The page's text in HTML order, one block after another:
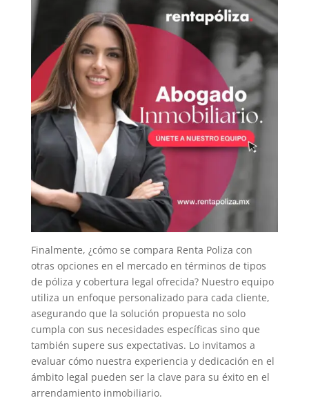
Finalmente, ¿cómo se compara Renta Poliza con
otras opciones en el mercado en términos de tipos
de póliza y cobertura legal ofrecida? Nuestro equipo
utiliza un enfoque personalizado para cada cliente,
asegurando que la solución propuesta no solo
cumpla con sus necesidades específicas sino que
también supere sus expectativas. Lo invitamos a
evaluar cómo nuestra experiencia y dedicación en el
ámbito legal pueden ser la clave para su éxito en el
arrendamiento inmobiliario.